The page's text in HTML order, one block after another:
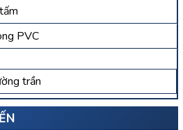
PVC
trần